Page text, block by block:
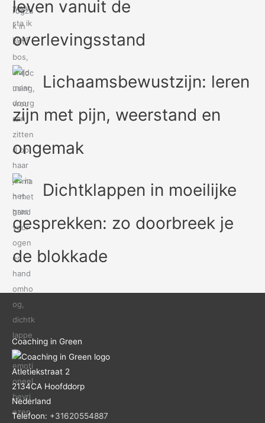
leven vanuit de
overlevingsstand
Lichaamsbewustzijn: leren
zijn met pijn, weerstand en
ongemak
Dichtklappen in moeilijke
gesprekken: zo doorbreek je
de blokkade
Coaching in Green
Atletiekstraat 2
2134CA Hoofddorp
Nederland
Telefoon: +31620554887